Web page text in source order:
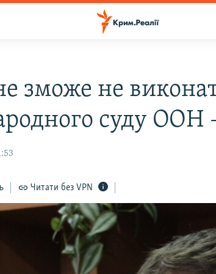
зможе не
суду ООН
Читати без VPN